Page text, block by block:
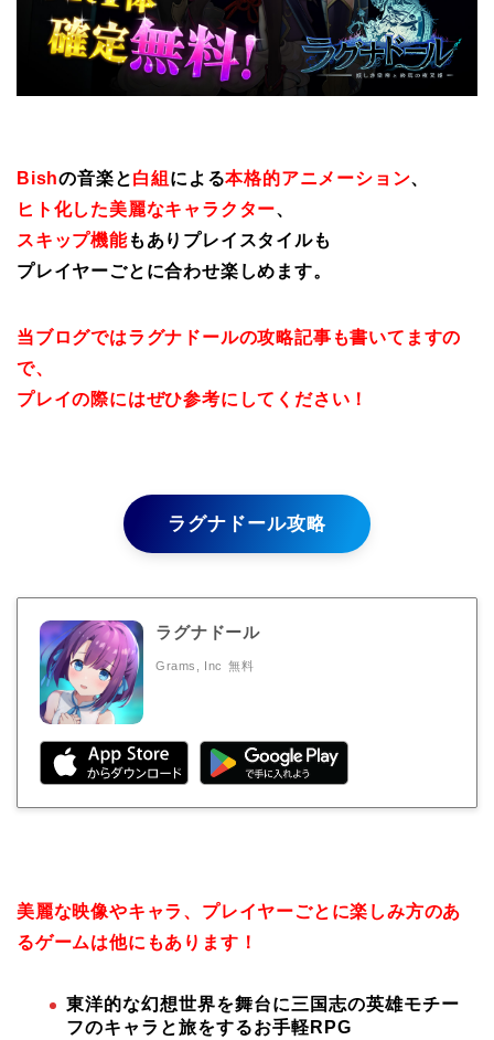
Bishの音楽と白組 による本格的アニメーション、
ヒト化した美麗なキャラクター、
スキップ機能もありプレイスタイルも
プレイヤーごとに合わせ楽しめます。
当ブログではラグナドールの攻略記事も書いてますの
で、
プレイの際にはぜひ参考にしてください！
ラグナドール攻略
ラグナドール
Grams, Inc 無料
美麗な映像やキャラ、プレイヤーごとに楽しみ方のあ
るゲームは他にもあります！
東洋的な幻想世界を舞台に三国志の英雄モチー
フのキャラと旅をするお手軽RPG